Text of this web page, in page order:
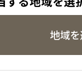
地域